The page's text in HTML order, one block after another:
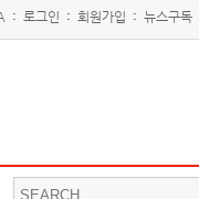
: 로그인 : 회원가입 : 뉴스구독